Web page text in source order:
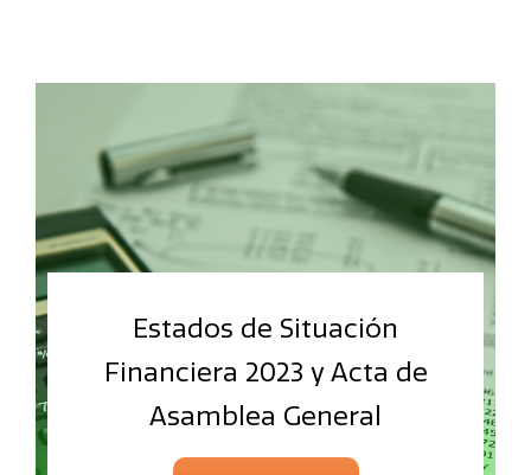
Estados de Situación
Financiera 2023 y Acta de
Asamblea General